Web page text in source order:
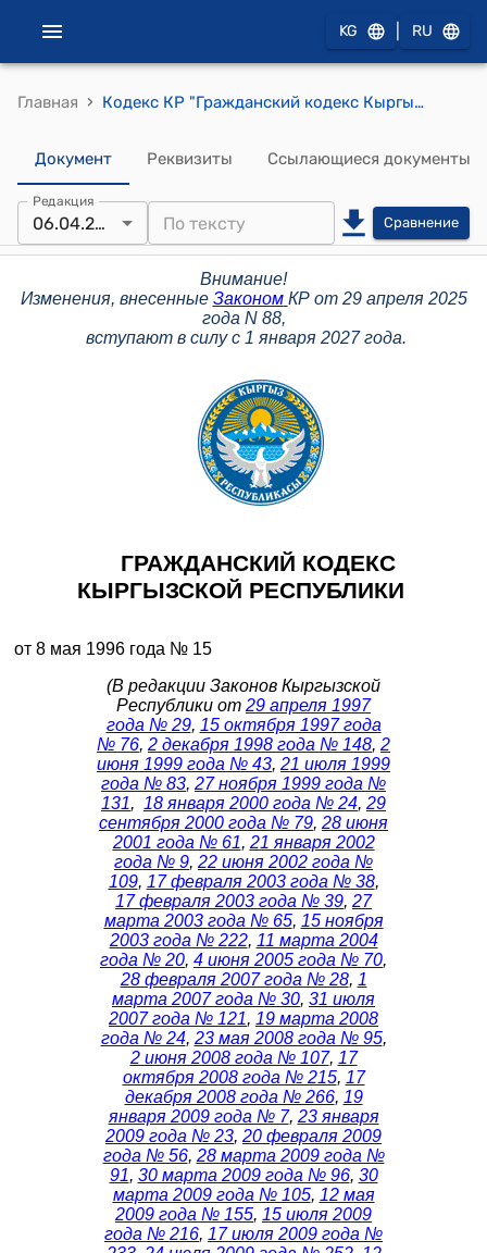
KG RU
Главная › Кодекс КР "Гражданский кодекс Кыргызской Республики Часть I" от 8 мая 1996 года № 15
Документ Реквизиты Ссылающиеся документы
Редакция
06.04.2026 Сравнение